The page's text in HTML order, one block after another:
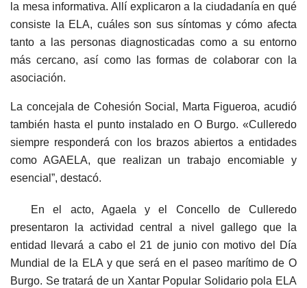
la mesa informativa. Allí explicaron a la ciudadanía en qué
consiste la ELA, cuáles son sus síntomas y cómo afecta
tanto a las personas diagnosticadas como a su entorno
más cercano, así como las formas de colaborar con la
asociación.
La concejala de Cohesión Social, Marta Figueroa, acudió
también hasta el punto instalado en O Burgo. «Culleredo
siempre responderá con los brazos abiertos a entidades
como AGAELA, que realizan un trabajo encomiable y
esencial”, destacó.
En el acto, Agaela y el Concello de Culleredo
presentaron la actividad central a nivel gallego que la
entidad llevará a cabo el 21 de junio con motivo del Día
Mundial de la ELA y que será en el paseo marítimo de O
Burgo. Se tratará de un Xantar Popular Solidario pola ELA